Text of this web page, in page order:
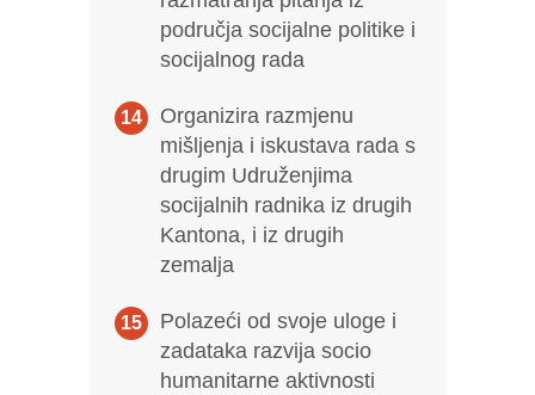
područja socijalne politike i
socijalnog rada
Organizira razmjenu
mišljenja i iskustava rada s
drugim Udruženjima
socijalnih radnika iz drugih
Kantona, i iz drugih
zemalja
Polazeći od svoje uloge i
zadataka razvija socio
humanitarne aktivnosti